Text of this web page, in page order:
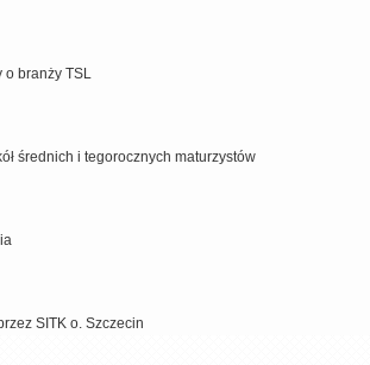
o branży TSL
średnich i tegorocznych maturzystów
SITK o. Szczecin